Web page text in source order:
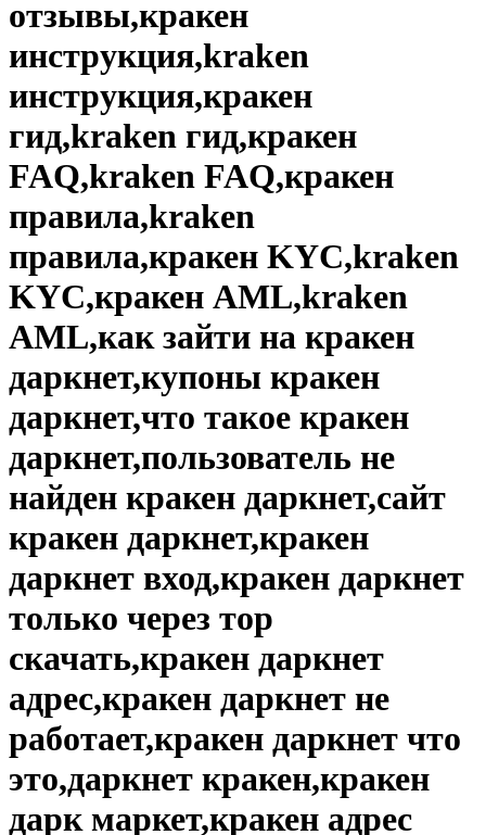
отзывы,кракен
инструкция,kraken
инструкция,кракен
гид,kraken гид,кракен
FAQ,kraken FAQ,кракен
правила,kraken
правила,кракен KYC,kraken
KYC,кракен AML,kraken
AML,как зайти на кракен
даркнет,купоны кракен
даркнет,что такое кракен
даркнет,пользователь не
найден кракен даркнет,сайт
кракен даркнет,кракен
даркнет вход,кракен даркнет
только через тор
скачать,кракен даркнет
адрес,кракен даркнет не
работает,кракен даркнет что
это,даркнет кракен,кракен
дарк маркет,кракен адрес